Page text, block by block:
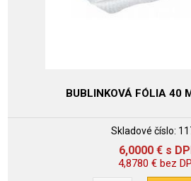
BUBLINKOVÁ FÓLIA 40
Skladové číslo:
6,0000 € s
4,8780 €bez